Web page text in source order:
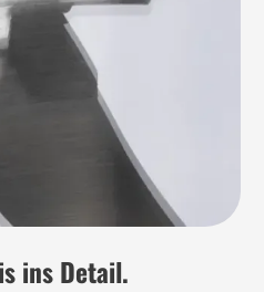
ins Detail.